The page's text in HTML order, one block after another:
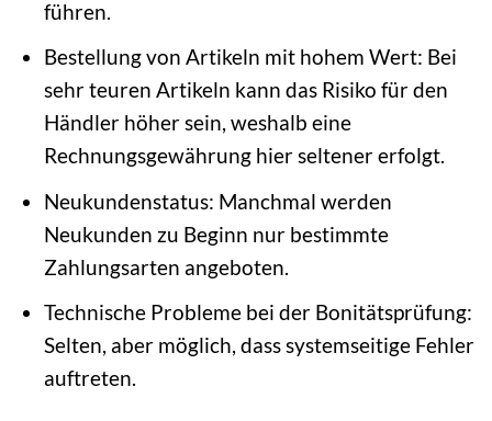
führen.
Bestellung von Artikeln mit hohem Wert: Bei
sehr teuren Artikeln kann das Risiko für den
Händler höher sein, weshalb eine
Rechnungsgewährung hier seltener erfolgt.
Neukundenstatus: Manchmal werden
Neukunden zu Beginn nur bestimmte
Zahlungsarten angeboten.
Technische Probleme bei der Bonitätsprüfung:
Selten, aber möglich, dass systemseitige Fehler
auftreten.